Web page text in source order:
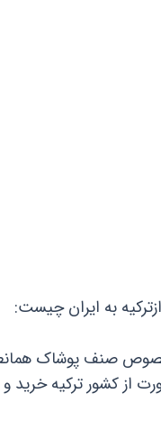
به ایران چیست:
صنف پوشاک همانطور
از کشور ترکیه